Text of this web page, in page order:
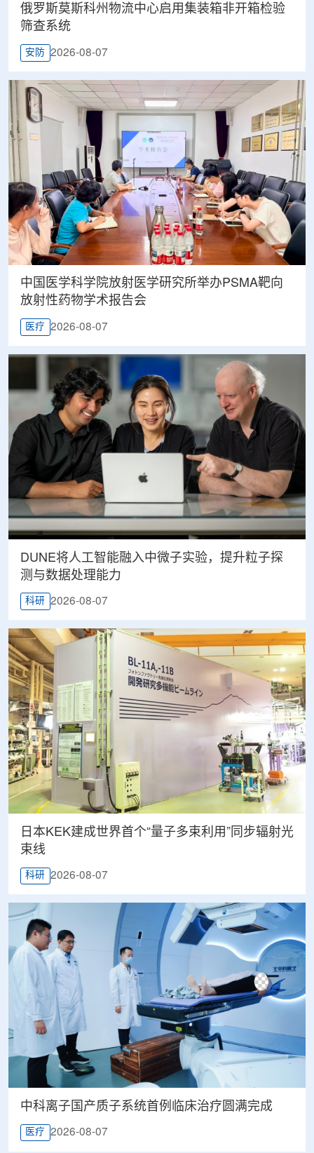
俄罗斯莫斯科州物流中心启用集装箱非开箱检验
筛查系统
安防 2026-08-07
中国医学科学院放射医学研究所举办PSMA靶向
放射性药物学术报告会
医疗 2026-08-07
DUNE将人工智能融入中微子实验，提升粒子探
测与数据处理能力
科研 2026-08-07
日本KEK建成世界首个“量子多束利用”同步辐射光
束线
科研 2026-08-07
中科离子国产质子系统首例临床治疗圆满完成
医疗 2026-08-07